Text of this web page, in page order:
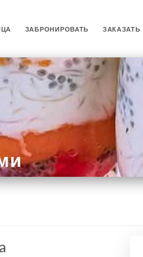
ЗАБРОНИРОВАТЬ ЗАКАЗАТЬ